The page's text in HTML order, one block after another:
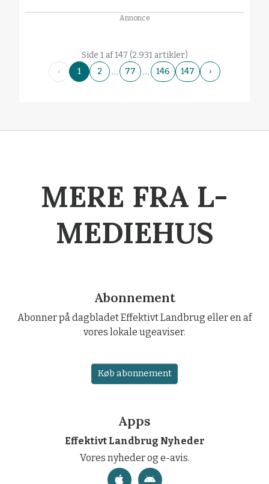
Annonce
Side 1 af 147 (2.931 artikler)
‹
1 2 … 77 … 146 147 ›
MERE FRA L-
MEDIEHUS
Abonnement
Abonner på dagbladet Effektivt Landbrug eller en af
vores lokale ugeaviser.
Køb abonnement
Apps
Effektivt Landbrug Nyheder
Vores nyheder og e-avis.